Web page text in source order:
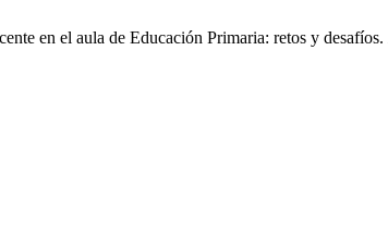
en el aula de Educación Primaria: retos y desafíos.